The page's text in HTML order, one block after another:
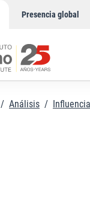
Presencia global
/ Análisis /